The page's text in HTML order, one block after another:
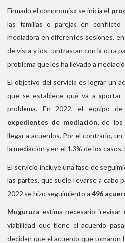
Firmado el compromiso se inicia el
las familias o parejas en
mediadora en diferentes sesiones,
de vista y los contrastan con la otra
problema que les ha llevado a
El objetivo del servicio es lograr un
que se establece qué va a aportar
problema. En 2022, el equipo de
expedientes de mediación,de los
llegar a acuerdos. Por el contrario,
la mediación y en el 1,3% de los
El servicio incluye una fase de
las partes, que suele llevarse a cabo
2022 se hizo seguimiento a 496
Muguruza estima necesario
viabilidad que tiene el acuerdo
deciden que el acuerdo que tomaron